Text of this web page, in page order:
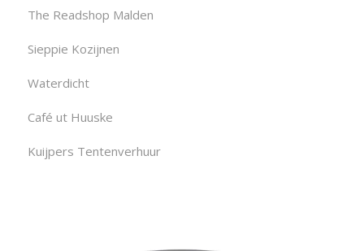
The Readshop Malden
Sieppie Kozijnen
Waterdicht
Café ut Huuske
Kuijpers Tentenverhuur